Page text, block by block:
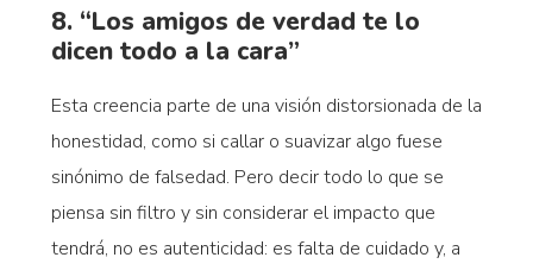
8. “Los amigos de verdad te lo
dicen todo a la cara”
Esta creencia parte de una visión distorsionada de la
honestidad, como si callar o suavizar algo fuese
sinónimo de falsedad. Pero decir todo lo que se
piensa sin filtro y sin considerar el impacto que
tendrá, no es autenticidad: es falta de cuidado y, a